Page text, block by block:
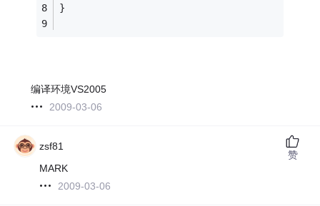
}
编译环境VS2005
2009-03-06
zsf81
MARK
2009-03-06
赞